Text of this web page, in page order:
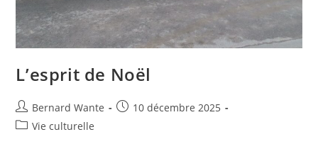
L’esprit de Noël
Bernard Wante
10 décembre 2025
Vie culturelle